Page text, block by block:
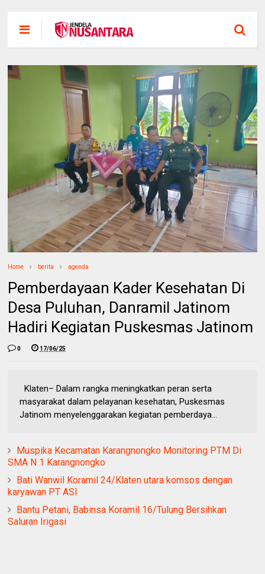
Home berita agenda
Pemberdayaan Kader Kesehatan Di
Desa Puluhan, Danramil Jatinom
Hadiri Kegiatan Puskesmas Jatinom
0 17/06/25
Klaten– Dalam rangka meningkatkan peran serta
masyarakat dalam pelayanan kesehatan, Puskesmas
Jatinom menyelenggarakan kegiatan pemberdaya...
Muspika Kecamatan Karangnongko Monitoring PTM Di
SMA N 1 Karangnongko
Bati Wanwil Koramil 24/Klaten utara komsos dengan
karyawan PT ASI
Bantu Petani, Babinsa Koramil 16/Tulung Bersihkan
Saluran Irigasi